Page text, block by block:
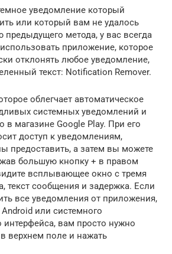
уведомление который
или который вам не удалось
метода, у вас всегда
приложение, которое
отклонять любое уведомление,
текст: Notification Remover.
облегчает автоматическое
системных уведомлений и
в магазине Google Play. При его
доступ к уведомлениям,
предоставить, а затем вы можете
большую кнопку + в правом
всплывающее окно с тремя
текст сообщения и задержка. Если
все уведомления от приложения,
или системного
интерфейса, вам просто нужно
верхнем поле и нажать